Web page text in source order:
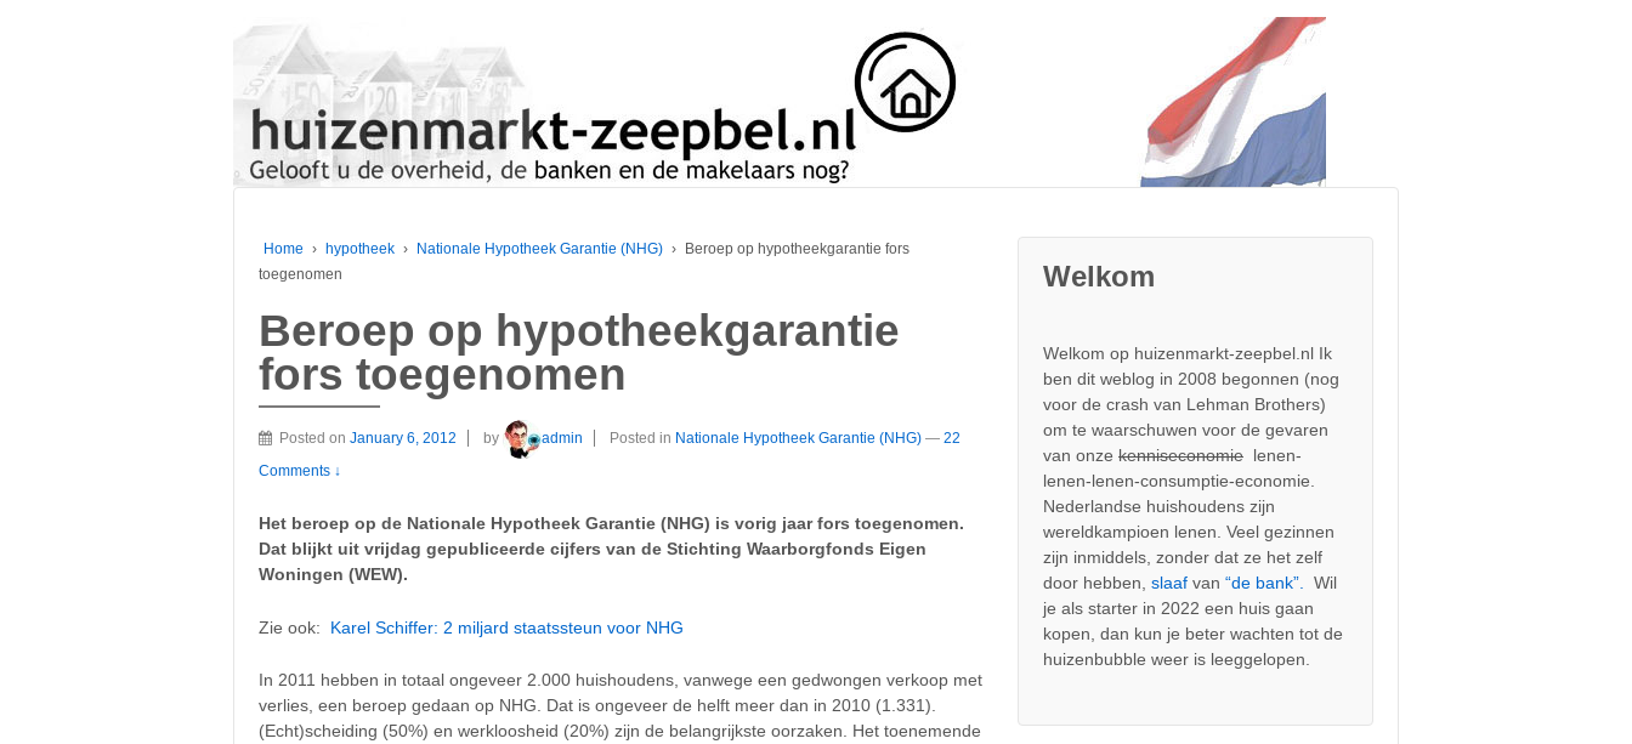
Home › hypotheek › Nationale Hypotheek Garantie (NHG) ›
Beroep op hypotheekgarantie fors
toegenomen
Beroep op hypotheekgarantie
fors toegenomen
Posted on January 6, 2012 by admin Posted in Nationale Hypotheek Garantie (NHG) — 22
Comments ↓
Het beroep op de Nationale Hypotheek Garantie (NHG) is vorig jaar fors toegenomen.
Dat blijkt uit vrijdag gepubliceerde cijfers van de Stichting Waarborgfonds Eigen
Woningen (WEW).
Zie ook: Karel Schiffer: 2 miljard staatssteun voor NHG
In 2011 hebben in totaal ongeveer 2.000 huishoudens, vanwege een gedwongen verkoop met
verlies, een beroep gedaan op NHG. Dat is ongeveer de helft meer dan in 2010 (1.331).
(Echt)scheiding (50%) en werkloosheid (20%) zijn de belangrijkste oorzaken. Het toenemende
Welkom
Welkom op huizenmarkt-zeepbel.nl Ik
ben dit weblog in 2008 begonnen (nog
voor de crash van Lehman Brothers)
om te waarschuwen voor de gevaren
van onzekenniseconomie lenen-
lenen-lenen-consumptie-economie.
Nederlandse huishoudens zijn
wereldkampioen lenen. Veel gezinnen
zijn inmiddels, zonder dat ze het zelf
door hebben,slaaf van“de bank”. Wil
je als starter in 2022 een huis gaan
kopen, dan kun je beter wachten tot de
huizenbubble weer is leeggelopen.